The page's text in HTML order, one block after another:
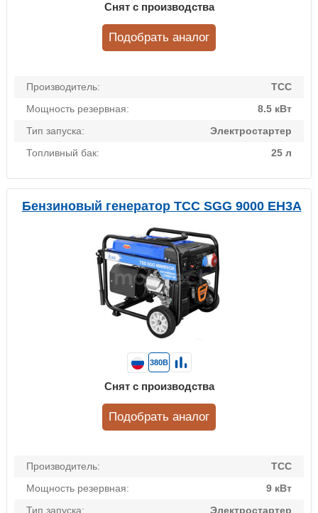
Производитель:
ТСС
Мощность резервная:
8.5 кВт
Тип запуска:
Электростартер
Топливный бак:
25 л
Снят с производства
Подобрать аналог
Бензиновый генератор ТСС SGG 9000 EH3A
Производитель:
ТСС
Мощность резервная:
9 кВт
Тип запуска:
Электростартер
380В
Снят с производства
Подобрать аналог